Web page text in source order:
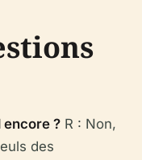
encore ? R : Non,
des